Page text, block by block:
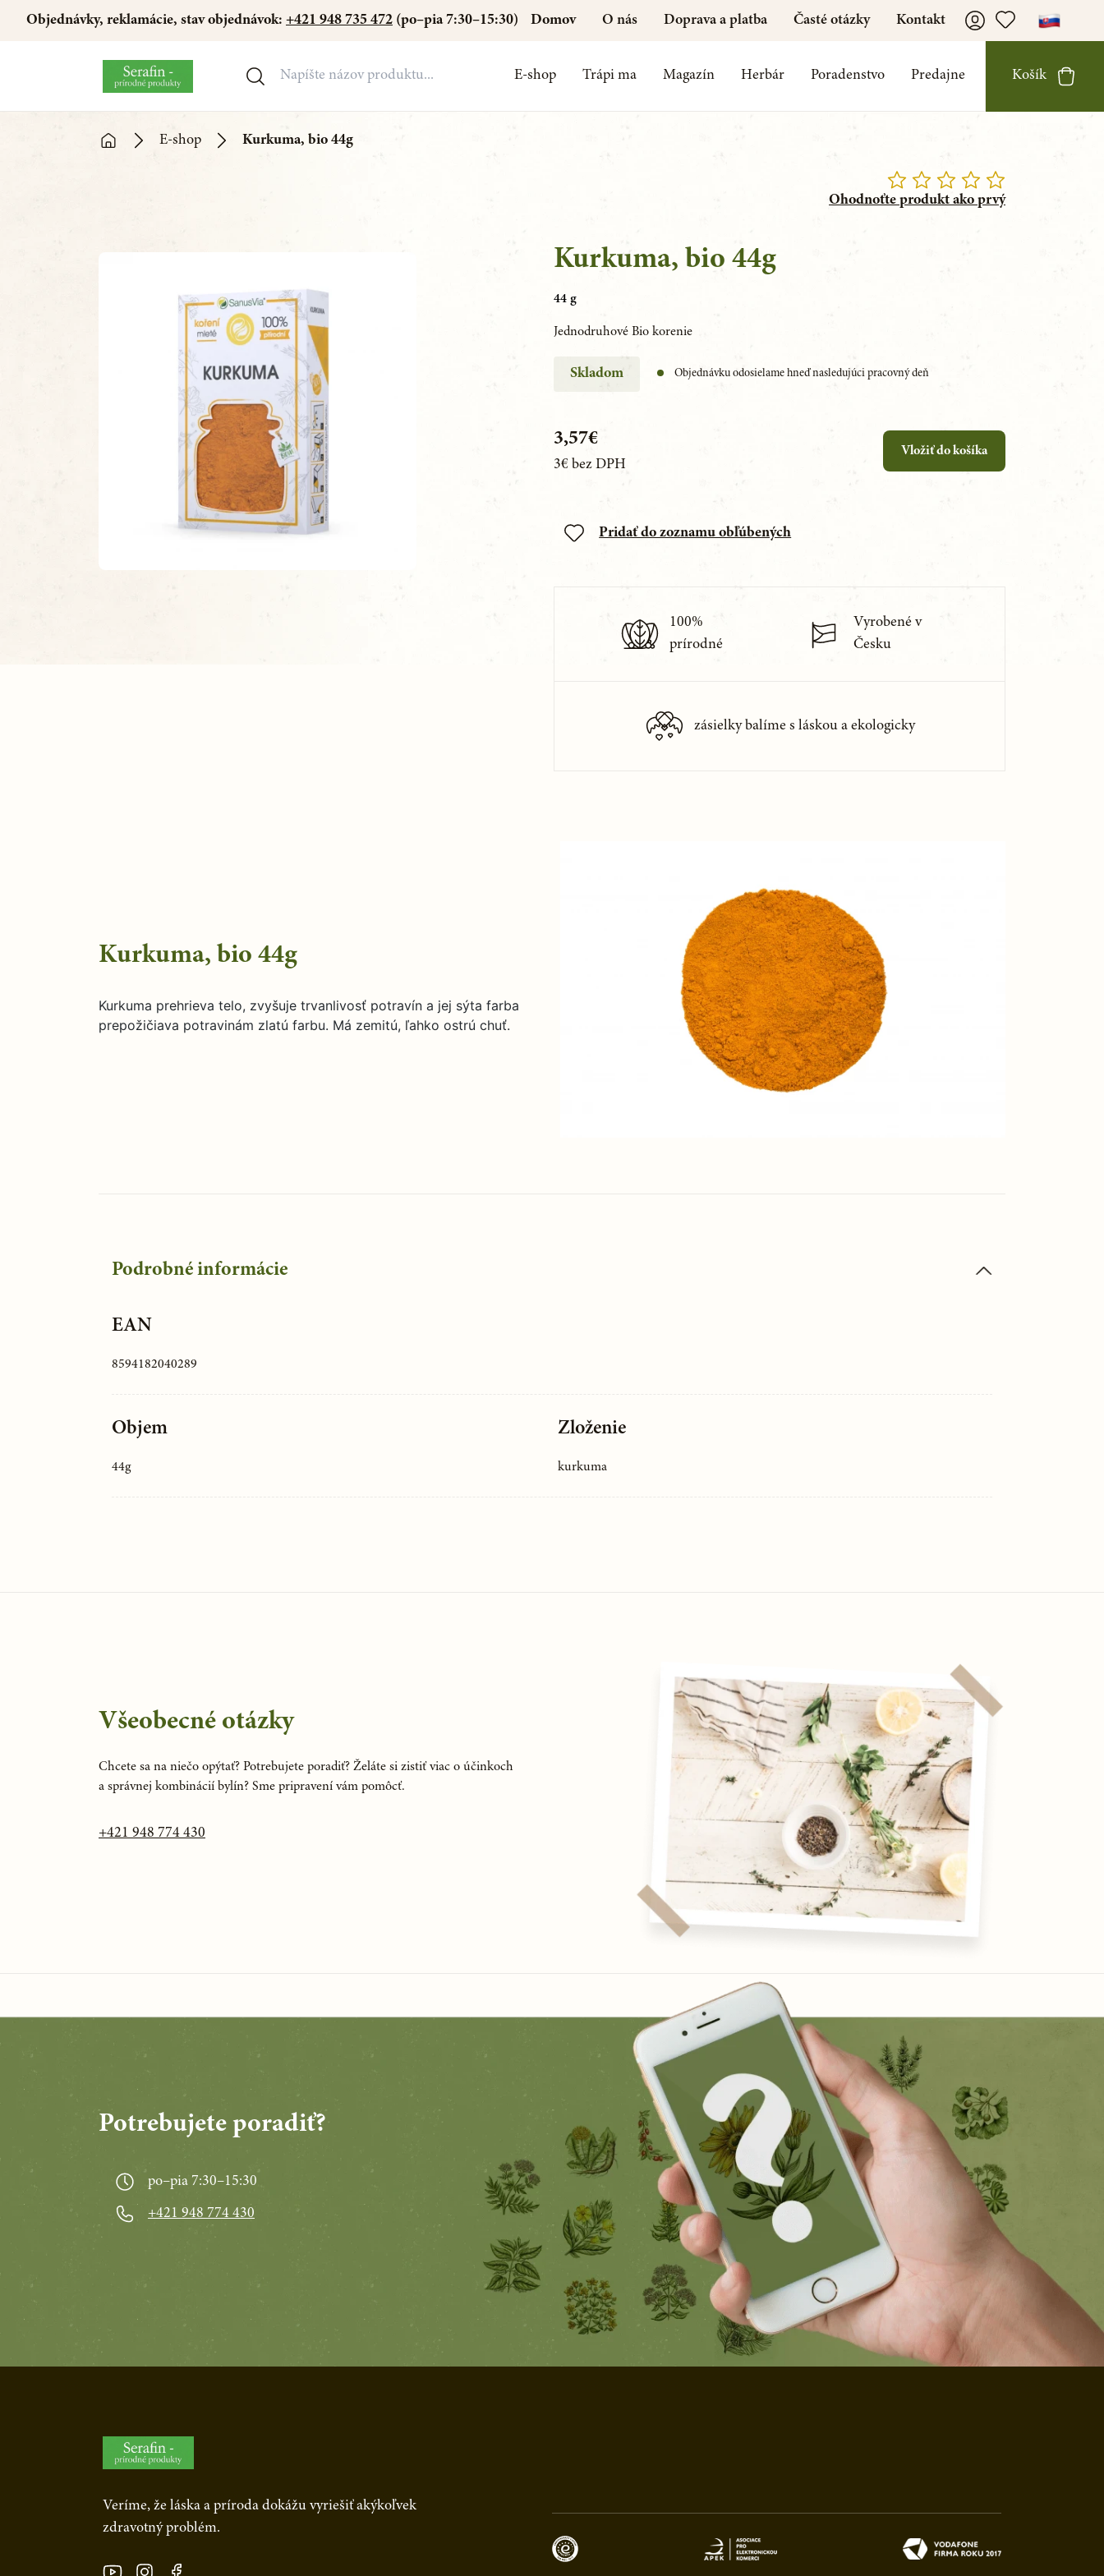
Objednávky, reklamácie, stav objednávok: +421 948 735 472 (po–pia 7:30–15:30) Domov O nás Doprava a platba Časté otázky Kontakt
E-shop Trápi ma Magazín Herbár Poradenstvo Predajne Košík
E-shop Kurkuma, bio 44g
Ohodnoťte produkt ako prvý
Kurkuma, bio 44g
44 g
Jednodruhové Bio korenie
Skladom Objednávku odosielame hneď nasledujúci pracovný deň
3,57€
3€ bez DPH
Vložiť do košíka
Pridať do zoznamu obľúbených
100%
prírodné
Vyrobené v
Česku
zásielky balíme s láskou a ekologicky
Kurkuma, bio 44g
Kurkuma prehrieva telo, zvyšuje trvanlivosť potravín a jej sýta farba
prepožičiava potravinám zlatú farbu. Má zemitú, ľahko ostrú chuť.
Podrobné informácie
EAN
8594182040289
Objem
44g
Zloženie
kurkuma
Všeobecné otázky
Chcete sa na niečo opýtať? Potrebujete poradiť? Želáte si zistiť viac o účinkoch
a správnej kombinácií bylín? Sme pripravení vám pomôcť.
+421 948 774 430
Potrebujete poradiť?
po–pia 7:30–15:30
+421 948 774 430
Veríme, že láska a príroda dokážu vyriešiť akýkoľvek
zdravotný problém.